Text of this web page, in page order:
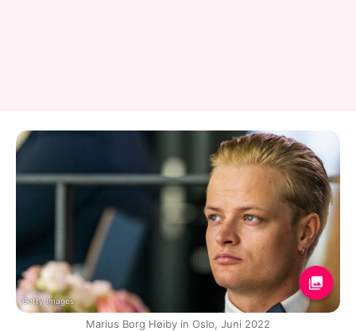
Getty Images
Marius Borg Høiby in Oslo, Juni 2022